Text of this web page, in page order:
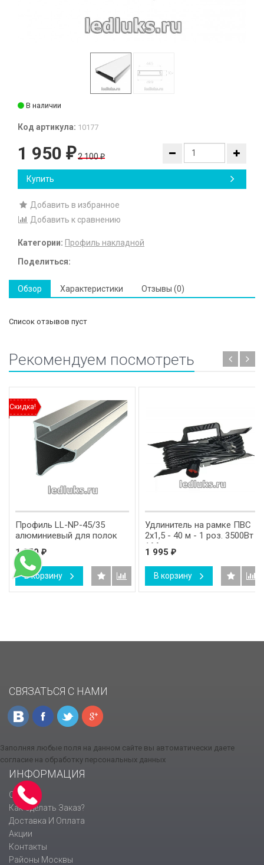
В наличии
Код артикула: 10177
1 950 ₽2 100₽
Купить
Добавить в избранное
Добавить к сравнению
Категории: Профиль накладной
Поделиться:
Обзор Характеристики Отзывы (0)
Список отзывов пуст
Рекомендуем посмотреть
Скидка!
Профиль LL-NP-45/35
алюминиевый для полок
1 950 ₽
В корзину
Удлинитель на рамке ПВС
2х1,5 - 40 м - 1 роз. 3500Вт
16А.
1 995 ₽
В корзину
СВЯЗАТЬСЯ С НАМИ
Заполняя любые поля на данном сайте вы автоматически даете
согласие на обработку персональных данных
ИНФОРМАЦИЯ
О Нас
Как Сделать Заказ?
Доставка И Оплата
Акции
Контакты
Районы Москвы